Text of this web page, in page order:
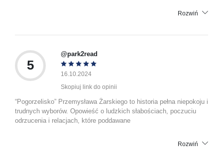
Rozwiń
5
@park2read
16.10.2024
Skopiuj link do opinii
“Pogorzelisko” Przemysława Żarskiego to historia pełna niepokoju i
trudnych wyborów. Opowieść o ludzkich słabościach, poczuciu
odrzucenia i relacjach, które poddawane
Rozwiń